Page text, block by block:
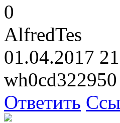
0
AlfredTes
01.04.2017
wh0cd322950
Ответить